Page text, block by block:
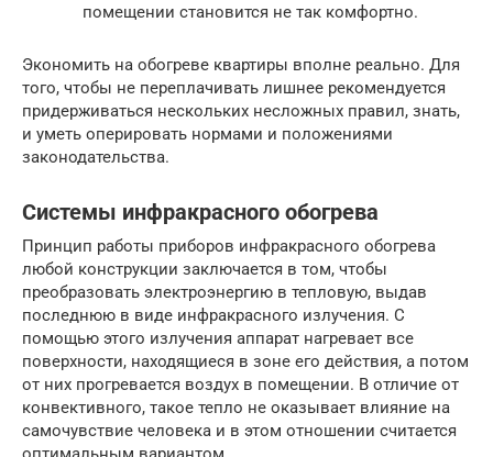
помещении становится не так комфортно.
Экономить на обогреве квартиры вполне реально. Для
того, чтобы не переплачивать лишнее рекомендуется
придерживаться нескольких несложных правил, знать,
и уметь оперировать нормами и положениями
законодательства.
Системы инфракрасного обогрева
Принцип работы приборов инфракрасного обогрева
любой конструкции заключается в том, чтобы
преобразовать электроэнергию в тепловую, выдав
последнюю в виде инфракрасного излучения. С
помощью этого излучения аппарат нагревает все
поверхности, находящиеся в зоне его действия, а потом
от них прогревается воздух в помещении. В отличие от
конвективного, такое тепло не оказывает влияние на
самочувствие человека и в этом отношении считается